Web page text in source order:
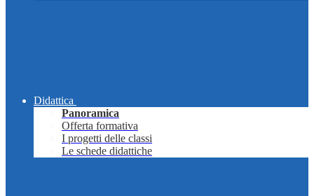
Didattica
Panoramica
Offerta formativa
I progetti delle classi
Le schede didattiche